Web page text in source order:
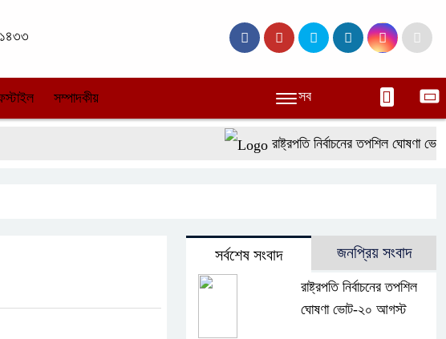
সম্পাদকীয় সব
রাষ্ট্রপতি নির্বাচনের তপশিল ঘোষণা
সর্বশেষ সংবাদ জনপ্রিয় সংবাদ
রাষ্ট্রপতি নির্বাচনের তপশিল
ঘোষণা ভোট-২০ আগস্ট